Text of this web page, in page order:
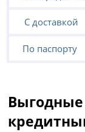
С доставкой
По паспорту